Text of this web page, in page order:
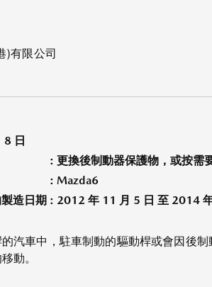
)有限公司
8 日
: 更換後制動器保護物，或按需
: Mazda6
造日期 : 2012 年 11 月 5 日 至 2014
汽車中，駐車制動的驅動桿或會因後
動。